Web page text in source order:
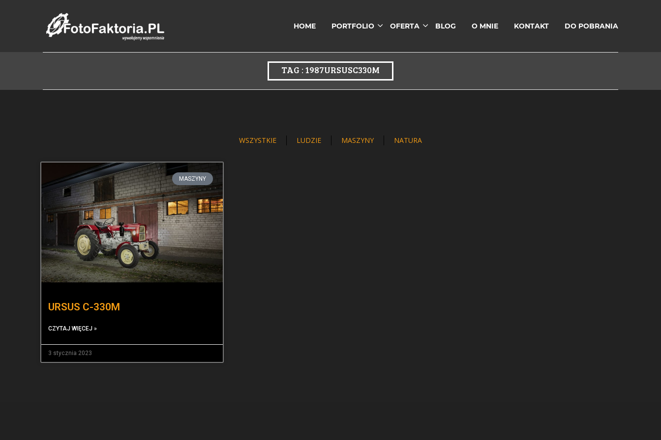
HOME PORTFOLIO OFERTA BLOG O MNIE KONTAKT DO POBRANIA
TAG : 1987URSUSC330M
WSZYSTKIE LUDZIE MASZYNY NATURA
MASZYNY
URSUS C-330M
CZYTAJ WIĘCEJ »
3 stycznia 2023